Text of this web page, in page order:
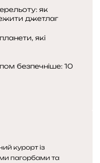
як
джетлаг
які
безпечніше: 10